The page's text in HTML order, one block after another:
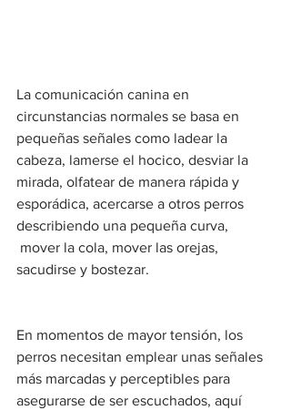
La comunicación canina en
circunstancias normales se basa en
pequeñas señales como ladear la
cabeza, lamerse el hocico, desviar la
mirada, olfatear de manera rápida y
esporádica, acercarse a otros perros
describiendo una pequeña curva,
mover la cola, mover las orejas,
sacudirse y bostezar.
En momentos de mayor tensión, los
perros necesitan emplear unas señales
más marcadas y perceptibles para
asegurarse de ser escuchados, aquí